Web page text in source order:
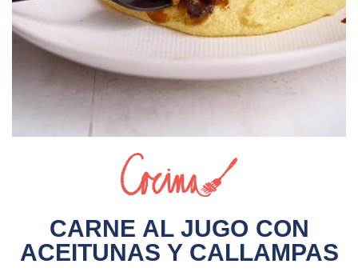
CARNE AL JUGO CON
ACEITUNAS Y CALLAMPAS